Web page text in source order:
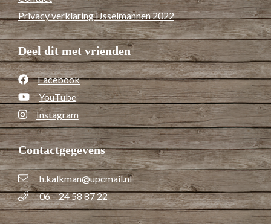
Privacy verklaring IJsselmannen 2022
Deel dit met vrienden
Facebook
YouTube
Instagram
Contactgegevens
h.kalkman@upcmail.nl
06 – 24 58 87 22